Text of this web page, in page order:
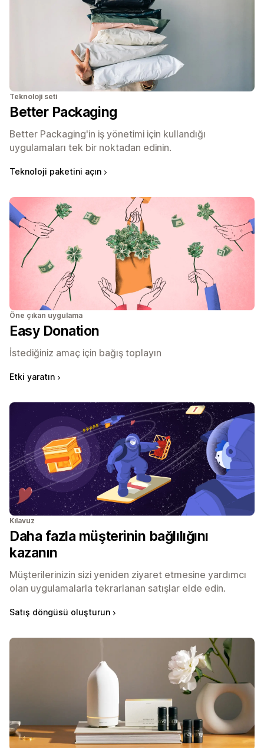
Teknoloji seti
Better Packaging
Better Packaging'in iş yönetimi için kullandığı
uygulamaları tek bir noktadan edinin.
Teknoloji paketini açın
Öne çıkan uygulama
Easy Donation
İstediğiniz amaç için bağış toplayın
Etki yaratın
Kılavuz
Daha fazla müşterinin bağlılığını
kazanın
Müşterilerinizin sizi yeniden ziyaret etmesine yardımcı
olan uygulamalarla tekrarlanan satışlar elde edin.
Satış döngüsü oluşturun